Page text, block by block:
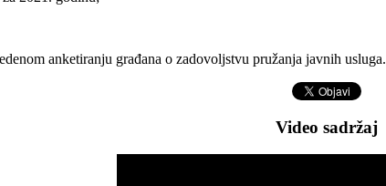
anketiranju građana o zadovoljstvu pružanja javnih usluga.
Video sadržaj